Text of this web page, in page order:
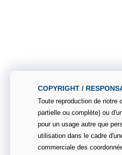
COPYRIGHT /
Toute reproduction de notre
partielle ou complète) ou
pour un usage autre que
utilisation dans le cadre
commerciale des